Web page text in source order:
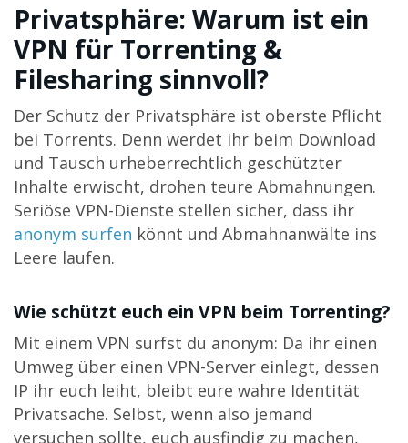
Privatsphäre: Warum ist ein
VPN für Torrenting &
Filesharing sinnvoll?
Der Schutz der Privatsphäre ist oberste Pflicht
bei Torrents. Denn werdet ihr beim Download
und Tausch urheberrechtlich geschützter
Inhalte erwischt, drohen teure Abmahnungen.
Seriöse VPN-Dienste stellen sicher, dass ihr
anonym surfen könnt und Abmahnanwälte ins
Leere laufen.
Wie schützt euch ein VPN beim Torrenting?
Mit einem VPN surfst du anonym: Da ihr einen
Umweg über einen VPN-Server einlegt, dessen
IP ihr euch leiht, bleibt eure wahre Identität
Privatsache. Selbst, wenn also jemand
versuchen sollte, euch ausfindig zu machen,